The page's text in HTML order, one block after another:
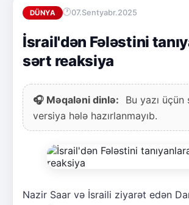
DÜNYA 07.Sentyabr.2025
İsrail'dən Fələstini
sərt reaksiya
🎧 Məqaləni dinlə:
Bu yazı üçün
versiya hələ hazırlanmayıb.
Nazir Saar və İsraili ziyarət edən